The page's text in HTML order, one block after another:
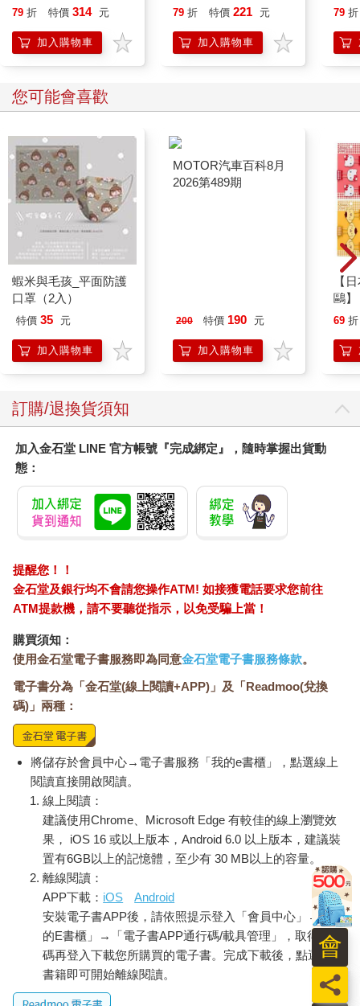
「虱目」、「麻虱目」兩種魚名，更具說服力。
至於虱目魚的各種別稱，包括台語的「國姓魚」、「國聖魚」、
「安平魚」、「皇帝魚」、「海草魚」，以及華語的「狀元
虱目魚苗的人工繁殖及量產技術，台灣在一九八○年前後率先全球
研發成功。本書作者找到當時最關鍵的兩位台灣人物：在基隆的
國立臺灣海洋大學，訪問了台灣水產養殖學者廖一久；在屏東佳
冬的虱目魚苗繁殖場，訪問了台灣水產養殖業者林烈堂。
有關台灣傳統虱目魚養殖產業的管理制度，以及相關的台語專用
名詞，本書作者邀請中研院臺史所兼任研究員翁佳音同行，在台
南四草的生態養殖魚塭旁，訪問了台江耆老、台南市紅樹林保護
協會前理事長吳新華。
虱目魚以多刺著稱，其細刺形狀如何？真的一共有兩百二十二根
刺嗎？本書作者引用國立臺灣海洋大學水產養殖學系陳易辰碩士
論文《虱目魚膜內骨型態發育研究》（二○一六年），並訪問國立
臺灣海洋大學環境生物與漁業科學系博士後研究員江俊億，提出
了說明和解釋。
之暘，也接受本書作者的詢問，提供有關虱目魚學名、特徵等的
有關虱目魚的除刺技術，本書也討論了在台灣、菲律賓、印尼採
用的各種方法。
虱目魚的營養價值，台灣、菲律賓、印尼的虱目魚料理，以及台
灣研發加工產品、開發外銷市場的成果，本書也都有寫入。
總之，虱目魚不只「台南家魚」，也是「台灣之光」。希望台灣
的年輕人多吃虱目魚，不但可讓野生魚類休養生息，也有助減少
進口魚類、降低碳排放量，更能夠鼓勵台灣的虱目魚養殖產業，
79 折 特價 314 元
加入購物車
79 折 特價 221 元
加入購物車
79 折
您可能會喜歡
蝦米與毛孩_平面防護
口罩（2入）
特價 35 元
加入購物車
200 特價 190 元
加入購物車
【
鷗
(8款
企鵝
69 折
訂購/退換貨須知
加入金石堂 LINE 官方帳號『完成綁定』，隨時掌握出貨動
態：
提醒您！！
金石堂及銀行均不會請您操作ATM! 如接獲電話要求您前往
ATM提款機，請不要聽從指示，以免受騙上當！
購買須知：
使用金石堂電子書服務即為同意金石堂電子書服務條款。
電子書分為「金石堂(線上閱讀+APP)」及「Readmoo(兌換
碼)」兩種：
將儲存於會員中心→電子書服務「我的e書櫃」，點選線上
閱讀直接開啟閱讀。
線上閱讀：
建議使用Chrome、Microsoft Edge 有較佳的線上瀏覽效
果， iOS 16 或以上版本，Android 6.0 以上版本，建議裝
置有6GB以上的記憶體，至少有 30 MB以上的容量。
離線閱讀：
APP下載： iOS
Android
安裝電子書APP後，請依照提示登入「會員中心」→「我
的E書櫃」→「電子書APP通行碼/載具管理」，取得通行
碼再登入下載您所購買的電子書。完成下載後，點選任一
書籍即可開始離線閱讀。
員
會